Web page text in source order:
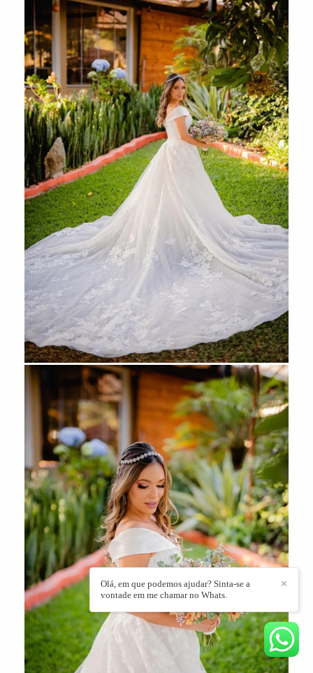
✕
Olá, em que podemos ajudar? Sinta-se a
vontade em me chamar no Whats.